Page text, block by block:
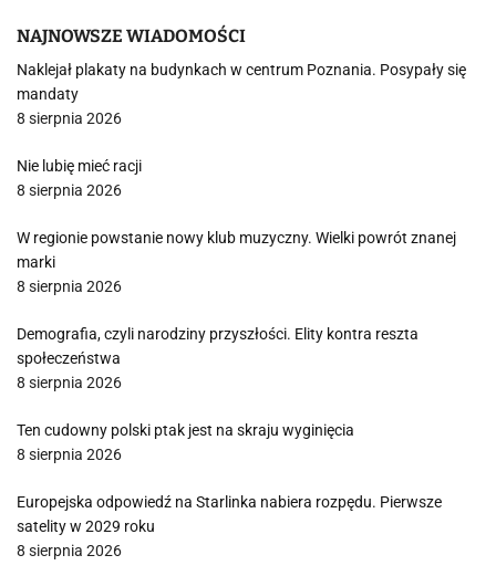
NAJNOWSZE WIADOMOŚCI
Naklejał plakaty na budynkach w centrum Poznania. Posypały się
mandaty
8 sierpnia 2026
Nie lubię mieć racji
8 sierpnia 2026
W regionie powstanie nowy klub muzyczny. Wielki powrót znanej
marki
8 sierpnia 2026
Demografia, czyli narodziny przyszłości. Elity kontra reszta
społeczeństwa
8 sierpnia 2026
Ten cudowny polski ptak jest na skraju wyginięcia
8 sierpnia 2026
Europejska odpowiedź na Starlinka nabiera rozpędu. Pierwsze
satelity w 2029 roku
8 sierpnia 2026